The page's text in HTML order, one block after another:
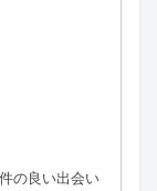
の良い出会い